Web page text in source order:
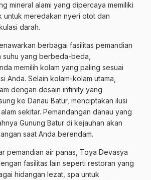
mineral alami yang dipercaya memiliki
untuk meredakan nyeri otot dan
darah.
berbagai fasilitas pemandian
suhu yang berbeda-beda,
memilih kolam yang paling sesuai
Anda. Selain kolam-kolam utama,
dengan desain infinity yang
ke Danau Batur, menciptakan ilusi
sekitar. Pemandangan danau yang
Gunung Batur di kejauhan akan
saat Anda berendam.
pemandian air panas, Toya Devasya
fasilitas lain seperti restoran yang
hidangan lezat, spa untuk